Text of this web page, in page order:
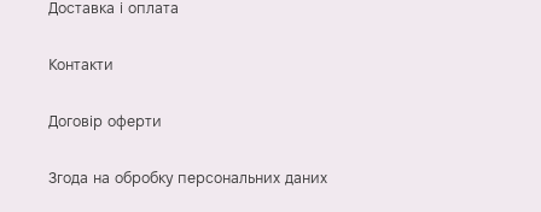
Доставка і оплата
Контакти
Договір оферти
Згода на обробку персональних даних